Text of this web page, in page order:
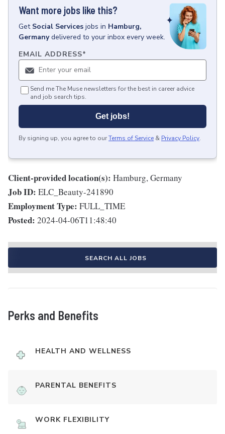
Want more jobs like this?
Get Social Services jobs in Hamburg,
Germany delivered to your inbox every week.
EMAIL ADDRESS*
Send me The Muse newsletters for the best in career advice
and job search tips.
Get jobs!
By signing up, you agree to ourTerms of Service & Privacy Policy.
Client-provided location(s): Hamburg, Germany
Job ID: ELC_Beauty-241890
Employment Type: FULL_TIME
Posted: 2024-04-06T11:48:40
SEARCH ALL JOBS
Perks and Benefits
HEALTH AND WELLNESS
PARENTAL BENEFITS
WORK FLEXIBILITY